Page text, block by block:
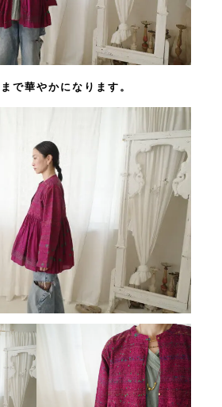
で華やかになります。